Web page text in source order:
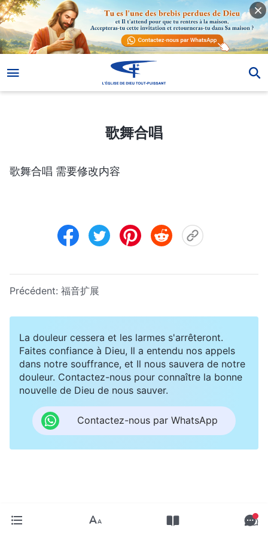
歌舞合唱
歌舞合唱 需要修改内容
Précédent: 福音扩展
La douleur cessera et les larmes s'arrêteront.
Faites confiance à Dieu, Il a entendu nos appels
dans notre souffrance, et Il nous sauvera de notre
douleur. Contactez-nous pour connaître la bonne
nouvelle de Dieu de nous sauver.
Contactez-nous par WhatsApp